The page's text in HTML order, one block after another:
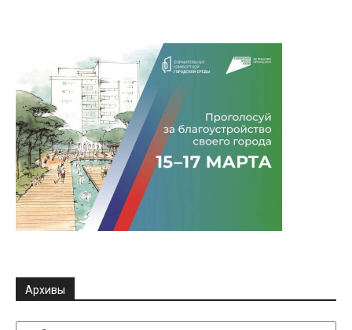
Архивы
Архивы